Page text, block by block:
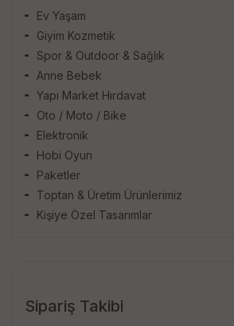
Ev Yaşam
Giyim Kozmetik
Spor & Outdoor & Sağlık
Anne Bebek
Yapı Market Hırdavat
Oto / Moto / Bike
Elektronik
Hobi Oyun
Paketler
Toptan & Üretim Ürünlerimiz
Kişiye Özel Tasarımlar
Sipariş Takibi